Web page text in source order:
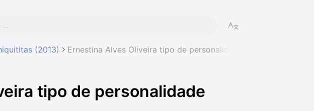
(2013) Ernestina Alves Oliveira tipo de personalidade mbti
tipo de personalidade